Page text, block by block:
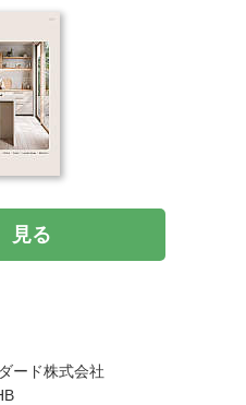
見る
ード株式会社